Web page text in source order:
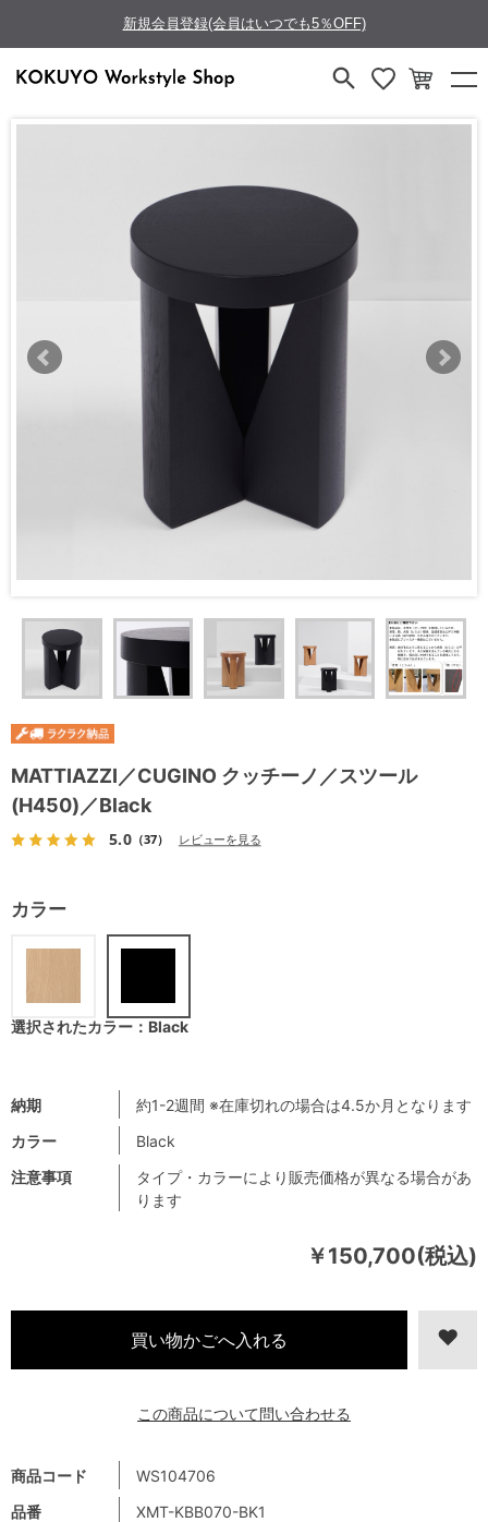
新規会員登録(会員はいつでも5％OFF)
MATTIAZZI／CUGINO クッチーノ／スツール
(H450)／Black
5.0（37） レビューを見る
￥150,700(税込)
商品コード
WS104706
品番
XMT-KBB070-BK1
注意事項
タイプ・カラーにより販売価格が異なる場合があ
ります
納期
約1-2週間 ※在庫切れの場合は4.5か月となります
カラー
Black
カラー
選択されたカラー：Black
この商品について問い合わせる